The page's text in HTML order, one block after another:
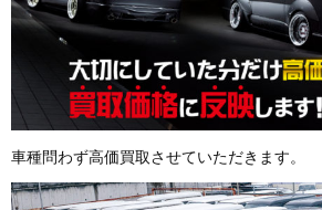
車種問わず高価買取させていただきます。